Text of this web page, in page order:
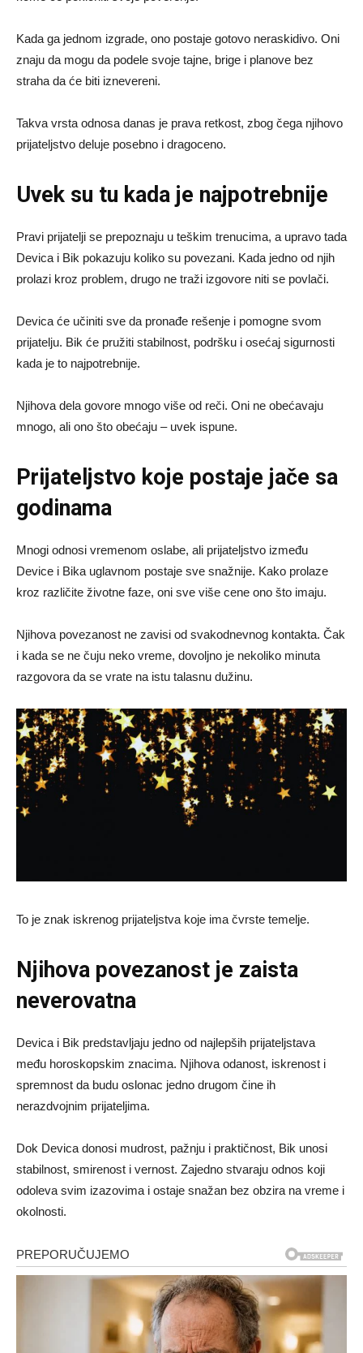
Kada ga jednom izgrade, ono postaje gotovo neraskidivo. Oni
znaju da mogu da podele svoje tajne, brige i planove bez
straha da će biti iznevereni.
Takva vrsta odnosa danas je prava retkost, zbog čega njihovo
prijateljstvo deluje posebno i dragoceno.
Uvek su tu kada je najpotrebnije
Pravi prijatelji se prepoznaju u teškim trenucima, a upravo tada
Devica i Bik pokazuju koliko su povezani. Kada jedno od njih
prolazi kroz problem, drugo ne traži izgovore niti se povlači.
Devica će učiniti sve da pronađe rešenje i pomogne svom
prijatelju. Bik će pružiti stabilnost, podršku i osećaj sigurnosti
kada je to najpotrebnije.
Njihova dela govore mnogo više od reči. Oni ne obećavaju
mnogo, ali ono što obećaju – uvek ispune.
Prijateljstvo koje postaje jače sa
godinama
Mnogi odnosi vremenom oslabe, ali prijateljstvo između
Device i Bika uglavnom postaje sve snažnije. Kako prolaze
kroz različite životne faze, oni sve više cene ono što imaju.
Njihova povezanost ne zavisi od svakodnevnog kontakta. Čak
i kada se ne čuju neko vreme, dovoljno je nekoliko minuta
razgovora da se vrate na istu talasnu dužinu.
To je znak iskrenog prijateljstva koje ima čvrste temelje.
Njihova povezanost je zaista
neverovatna
Devica i Bik predstavljaju jedno od najlepših prijateljstava
među horoskopskim znacima. Njihova odanost, iskrenost i
spremnost da budu oslonac jedno drugom čine ih
nerazdvojnim prijateljima.
Dok Devica donosi mudrost, pažnju i praktičnost, Bik unosi
stabilnost, smirenost i vernost. Zajedno stvaraju odnos koji
odoleva svim izazovima i ostaje snažan bez obzira na vreme i
okolnosti.